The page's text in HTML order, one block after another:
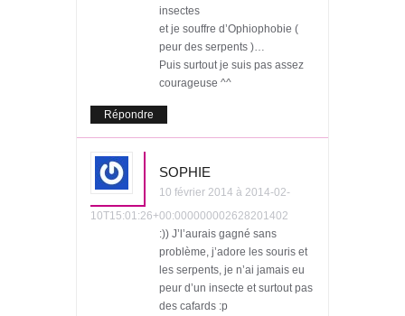
insectes
et je souffre d’Ophiophobie (
peur des serpents )…
Puis surtout je suis pas assez
courageuse ^^
Répondre
SOPHIE
10 février 2014 à 2014-02-
10T15:01:26+00:000000002628201402
:)) J’l’aurais gagné sans
problème, j’adore les souris et
les serpents, je n’ai jamais eu
peur d’un insecte et surtout pas
des cafards :p